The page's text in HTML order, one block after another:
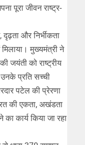
पूरा जीवन राष्ट्र-
और निर्भीकता
मुख्यमंत्री ने
जयंती को राष्ट्रीय
प्रति सच्ची
पटेल की प्रेरणा
की एकता, अखंडता
कार्य किया जा रहा